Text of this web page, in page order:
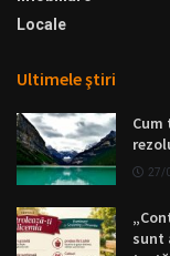
Locale
Ultimele ştiri
27/
sunt